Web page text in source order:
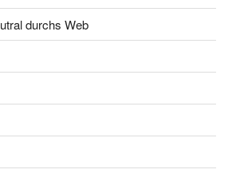
durchs Web